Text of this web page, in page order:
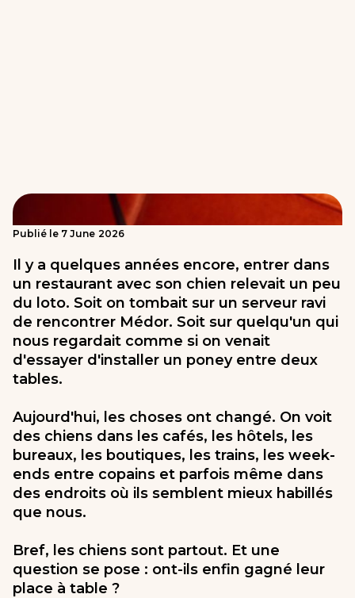
Publié le 7 June 2026
Il y a quelques années encore, entrer dans
un restaurant avec son chien relevait un peu
du loto. Soit on tombait sur un serveur ravi
de rencontrer Médor. Soit sur quelqu'un qui
nous regardait comme si on venait
d'essayer d'installer un poney entre deux
tables.
Aujourd'hui, les choses ont changé. On voit
des chiens dans les cafés, les hôtels, les
bureaux, les boutiques, les trains, les week-
ends entre copains et parfois même dans
des endroits où ils semblent mieux habillés
que nous.
Bref, les chiens sont partout. Et une
question se pose : ont-ils enfin gagné leur
place à table ?